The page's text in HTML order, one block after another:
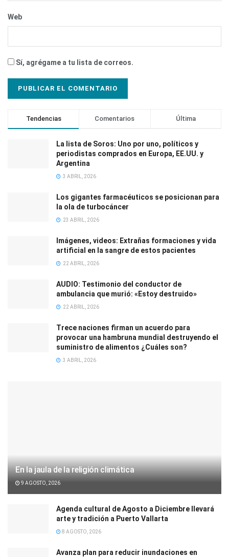
Web
Sí, agrégame a tu lista de correos.
Tendencias Comentarios Última
La lista de Soros: Uno por uno, políticos y
periodistas comprados en Europa, EE.UU. y
Argentina
3 ABRIL, 2026
Los gigantes farmacéuticos se posicionan para
la ola de turbocáncer
23 ABRIL, 2026
Imágenes, videos: Extrañas formaciones y vida
artificial en la sangre de estos pacientes
22 ABRIL, 2026
AUDIO: Testimonio del conductor de
ambulancia que murió: «Estoy destruido»
22 ABRIL, 2026
Trece naciones firman un acuerdo para
provocar una hambruna mundial destruyendo el
suministro de alimentos ¿Cuáles son?
3 ABRIL, 2026
En la jaula de la religión climática
9 AGOSTO, 2026
Agenda cultural de Agosto a Diciembre llevará
arte y tradición a Puerto Vallarta
8 AGOSTO, 2026
Avanza plan para reducir inundaciones en